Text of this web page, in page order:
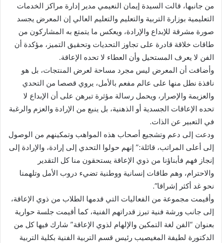
من جانبها، قالت السيدة إيمان النعيمي مدير إدارة مراكز الخدمات
التعليمية بوزارة التربية والتعليم والتعليم العالي إن المعرض يجسد
صورة مشرقة للإبداع والإرادة، ويعكس ما يتمتع به المشاركون من
طاقات خلاقة قادرة على تجاوز التحديات وتحقيق التميز، مؤكدة أن
الفن لا يعرف المستحيل وأن العطاء لا تحده الإعاقة.
وأضافت أن المعرض ليس مجرد مساحة لعرض المنتجات، بل هو
نافذة نطل منها على عالم مفعم بالأمل، يروي قصصا من التحدي
والعزيمة والإصرار، ويحمل رسالة مؤثرة تبرهن على أن الإبداع لا
تحده الإعاقات الجسدية أو الذهنية، بل ينبع من الإرادة والعزم والرغبة
في التعبير عن الذات.
ودعت إلى دعم وتشجيع أصحاب هذه المواهب وتمكينهم من الوصول
إلى أعلى المراتب، قائلة:” إنهم حولوا التحدي إلى إرادة، والإرادة إلى
إنجاز فهم فأبناؤنا من ذوي الإعاقة يستحقون منا كل التقدير
والاحترام، وهم طاقات إنسانية ووطنية تضيء دروب الأمل وتلهمنا
نحو غد أكثر إشراقا”.
وأقيمت مجموعة من الفعاليات التي قدمها الطلاب من ذوي الإعاقة،
إلى جانب ورشة فنية تبرز قدراتهم الفنية، كما أقيمت جلسة حوارية
بعنوان “الفن لغة التمكين والإلهام لذوي الإعاقة” شارك فيها كل من
الدكتورة لطيفة المغيصيب رئيس قسم التربية الفنية بكلية التربية